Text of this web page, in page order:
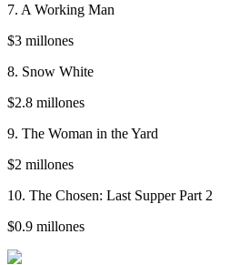
7. A Working Man
$3 millones
8. Snow White
$2.8 millones
9. The Woman in the Yard
$2 millones
10. The Chosen: Last Supper Part 2
$0.9 millones